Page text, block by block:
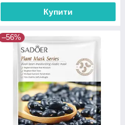
Купити
–56%